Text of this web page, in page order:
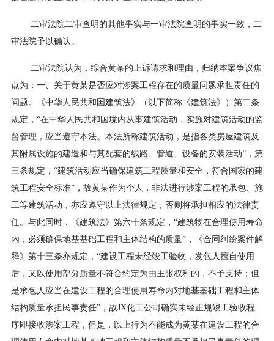
二审法院二审查明的其他事实与一审法院查明的事实一致，二
审法院予以确认。
二审法院认为，综合黄某的上诉请求和理由，归纳本案争议焦
点为：一、关于黄某是否应对涉案工程存在的质量问题承担责任的
问题。《中华人民共和国建筑法》（以下简称《建筑法》）第二条
规定，“在中华人民共和国境内从事建筑活动，实施对建筑活动的监
督管理，应当遵守本法。本法所称建筑活动，是指各类房屋建筑及
其附属设施的建造和与其配套的线路、管道、设备的安装活动”，第
三条规定，“建筑活动应当确保建筑工程质量和安全，符合国家的建
筑工程安全标准”，故黄某作为个人，非法进行涉案工程的承包、施
工等建筑活动，亦应遵守以上法律规定，否则将承担相应的法律责
任。与此同时，《建筑法》第六十条规定，“建筑物在合理使用寿命
内，必须确保地基基础工程和主体结构的质量”，《合同纠纷案件解
释》第十三条亦规定，“建设工程未经竣工验收，发包人擅自使用
后，又以使用部分质量不符合约定为由主张权利的，不予支持；但
是承包人应当在建设工程的合理使用寿命内对地基基础工程和主体
结构质量承担民事责任”，故JX化工公司确实未经正规竣工验收程
序即接收涉案工程，但是，以上行为不能成为黄某在建设工程的合